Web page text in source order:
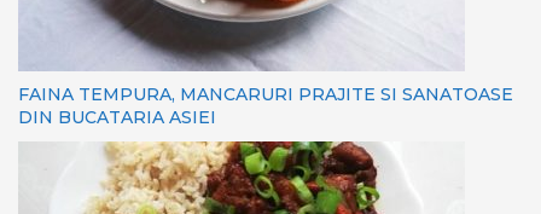
FAINA TEMPURA, MANCARURI PRAJITE SI SANATOASE
DIN BUCATARIA ASIEI